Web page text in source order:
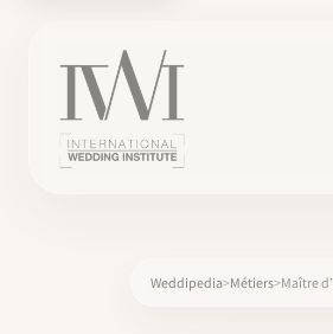
Weddipedia Métiers Maître